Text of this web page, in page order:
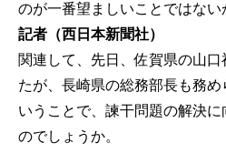
のが一番望ましいことではない
記者（西日本新聞社）
関連して、先日、佐賀県の山
たが、長崎県の総務部長も務
いうことで、諫干問題の解決
のでしょうか。